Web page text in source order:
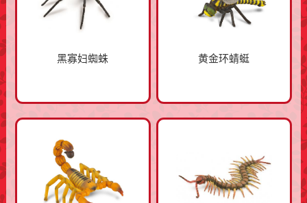
黑寡妇蜘蛛 黄金环蜻蜓